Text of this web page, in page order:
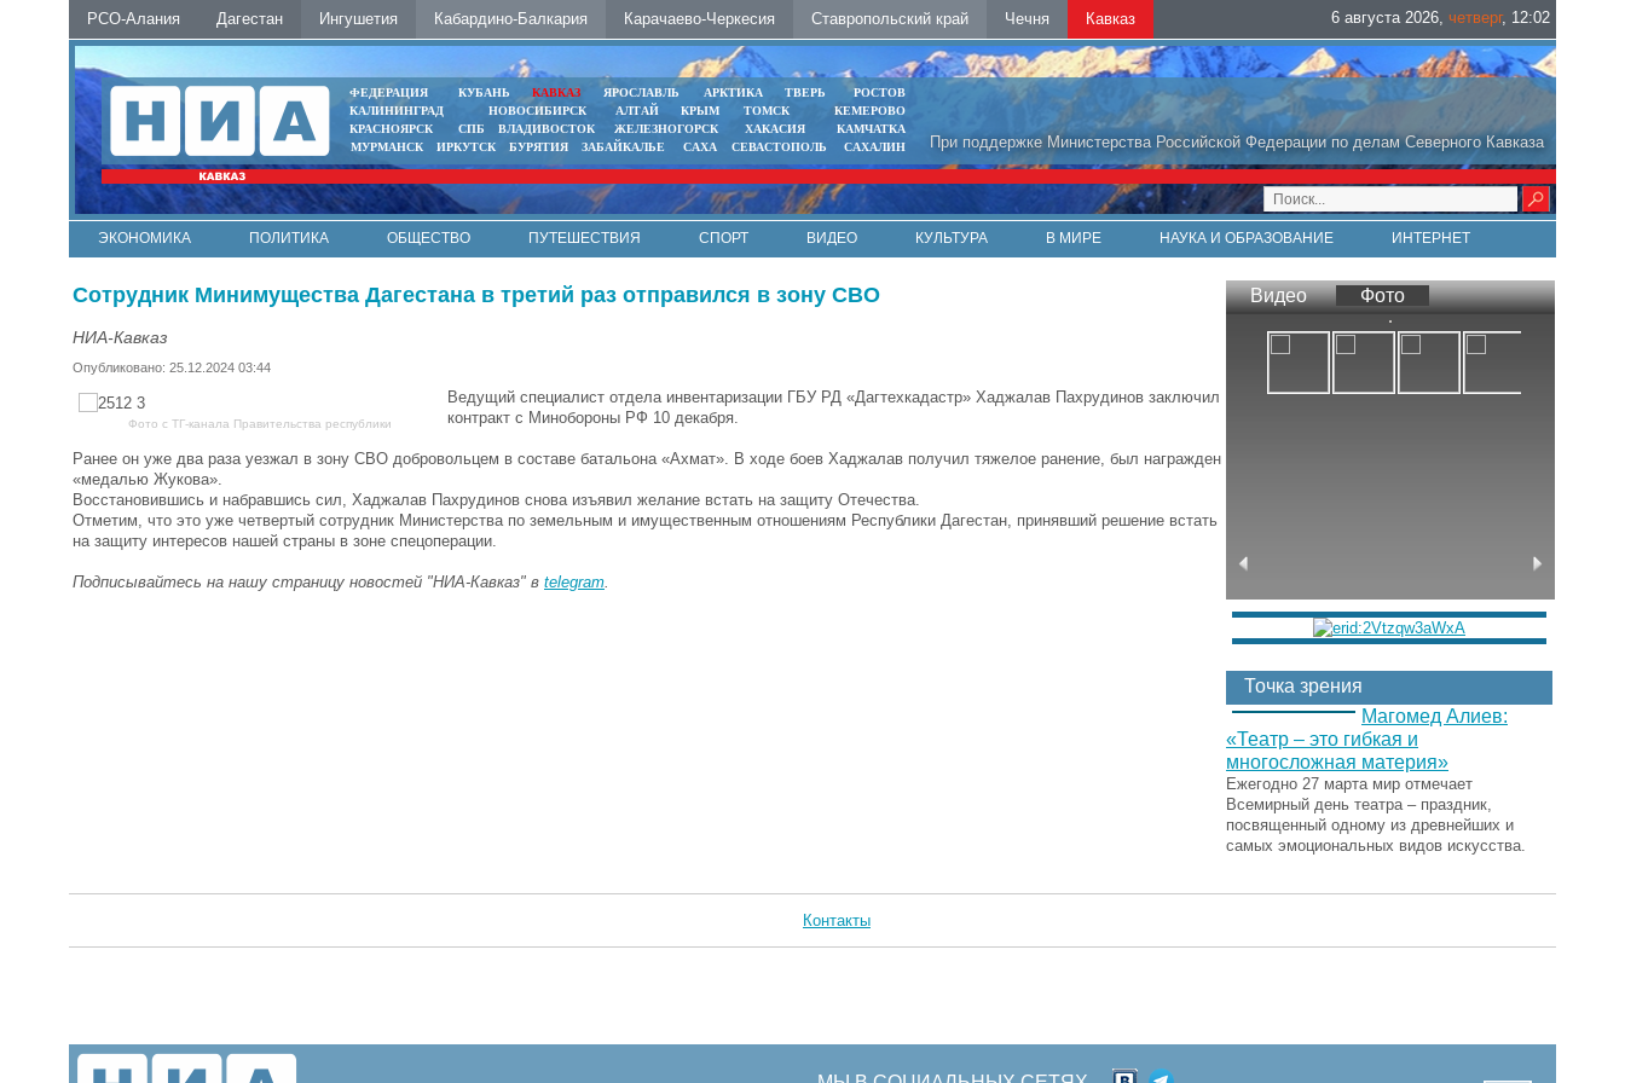
РСО-Алания Дагестан Ингушетия Кабардино-Балкария Карачаево-Черкесия Ставропольский край Чечня Кавказ 6 августа 2026, четверг, 12:02
При поддержке Министерства Российской Федерации по делам Северного Кавказа
ФЕДЕРАЦИЯ КУБАНЬ КАВКАЗ ЯРОСЛАВЛЬ АРКТИКА ТВЕРЬ
РОСТОВ
КАЛИНИНГРАД
НОВОСИБИРСК АЛТАЙ КРЫМ ТОМСК
КЕМЕРОВО
КРАСНОЯРСК
СПБ ВЛАДИВОСТОК ЖЕЛЕЗНОГОРСК ХАКАСИЯ
КАМЧАТКА
МУРМАНСК
ИРКУТСК БУРЯТИЯ ЗАБАЙКАЛЬЕ САХА СЕВАСТОПОЛЬ САХАЛИН
ЭКОНОМИКА ПОЛИТИКА ОБЩЕСТВО ПУТЕШЕСТВИЯ СПОРТ ВИДЕО КУЛЬТУРА В МИРЕ НАУКА И ОБРАЗОВАНИЕ
ИНТЕРНЕТ
Сотрудник Минимущества Дагестана в третий раз отправился в зону СВО
НИА-Кавказ
Опубликовано: 25.12.2024 03:44
Фото с ТГ-канала Правительства республики
Ведущий специалист отдела инвентаризации ГБУ РД «Дагтехкадастр» Хаджалав Пахрудинов заключил
контракт с Минобороны РФ 10 декабря.
Ранее он уже два раза уезжал в зону СВО добровольцем в составе батальона «Ахмат». В ходе боев Хаджалав получил тяжелое ранение, был награжден
«медалью Жукова».
Восстановившись и набравшись сил, Хаджалав Пахрудинов снова изъявил желание встать на защиту Отечества.
Отметим, что это уже четвертый сотрудник Министерства по земельным и имущественным отношениям Республики Дагестан, принявший решение встать
на защиту интересов нашей страны в зоне спецоперации.
Подписывайтесь на нашу страницу новостей "НИА-Кавказ" в telegram
Видео Фото
Точка зрения
Магомед Алиев:
«Театр – это гибкая и
многосложная материя»
Ежегодно 27 марта мир отмечает
Всемирный день театра – праздник,
посвященный одному из древнейших и
самых эмоциональных видов искусства.
Контакты